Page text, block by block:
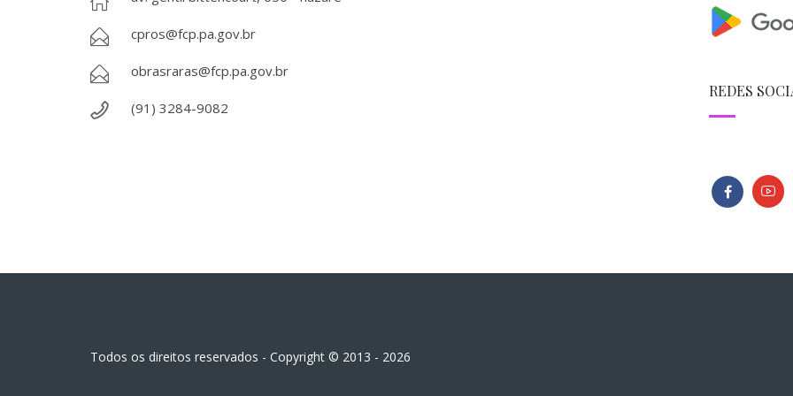
cpros@fcp.pa.gov.br
obrasraras@fcp.pa.gov.br
(91) 3284-9082
REDES
Todos os direitos reservados - Copyright © 2013 - 2026